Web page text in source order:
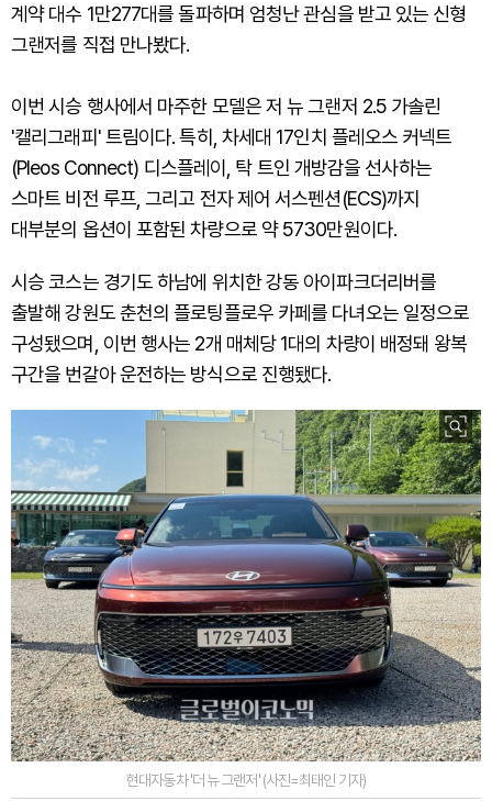
계약 대수 1만277대를 돌파하며 엄청난 관심을 받고 있는 신형
그랜저를 직접 만나봤다.
이번 시승 행사에서 마주한 모델은 저 뉴 그랜저 2.5 가솔린
'캘리그래피' 트림이다. 특히, 차세대 17인치 플레오스 커넥트
(Pleos Connect) 디스플레이, 탁 트인 개방감을 선사하는
스마트 비전 루프, 그리고 전자 제어 서스펜션(ECS)까지
대부분의 옵션이 포함된 차량으로 약 5730만원이다.
시승 코스는 경기도 하남에 위치한 강동 아이파크더리버를
출발해 강원도 춘천의 플로팅플로우 카페를 다녀오는 일정으로
구성됐으며, 이번 행사는 2개 매체당 1대의 차량이 배정돼 왕복
구간을 번갈아 운전하는 방식으로 진행됐다.
현대자동차 '더 뉴 그랜저' (사진=최태인 기자)